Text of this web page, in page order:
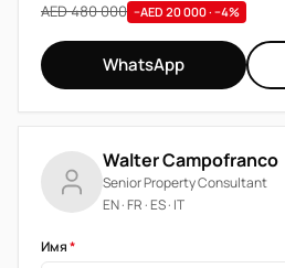
AED 480 000 −AED 20 000 · −4%
WhatsApp
Walter Campofranco
Senior Property Consultant
EN · FR · ES · IT
Имя*